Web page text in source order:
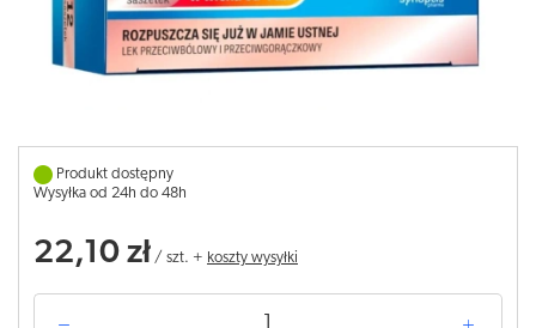
Produkt dostępny
Wysyłka od 24h do 48h
22,10 zł / szt. + koszty wysyłki